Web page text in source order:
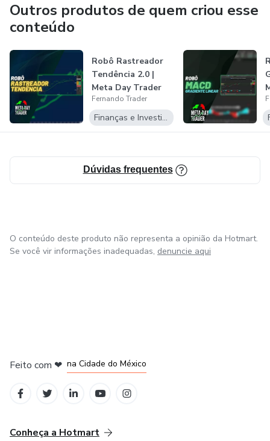
👉❌ delete do seu gráfico.
* 🚷 VWAP? 👉❌ delete do seu gráfico.
ESQUEÇA TUDO ISSO!
Outros produtos de quem criou esse
conteúdo
Robô Rastreador
Tendência 2.0 |
Meta Day Trader
Fernando Trader
Finanças e Investimentos
Dúvidas frequentes
O conteúdo deste produto não representa a opinião da Hotmart.
Se você vir informações inadequadas, denuncie aqui
Feito com ❤ na Cidade do México
Conheça a Hotmart